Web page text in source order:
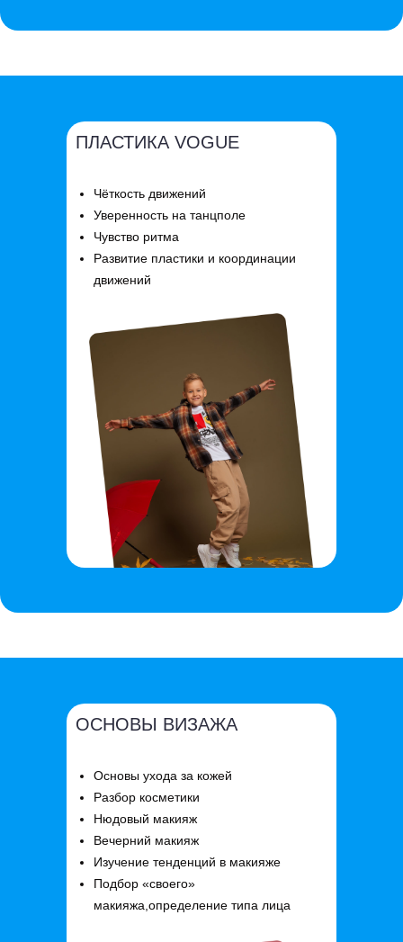
ПЛАСТИКА VOGUE
Чёткость движений
Уверенность на танцполе
Чувство ритма
Развитие пластики и координации
движений
ОСНОВЫ ВИЗАЖА
Основы ухода за кожей
Разбор косметики
Нюдовый макияж
Вечерний макияж
Изучение тенденций в макияже
Подбор «своего»
макияжа,определение типа лица